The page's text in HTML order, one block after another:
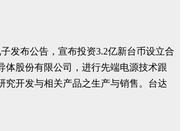
发布公告，宣布投资3.2亿新台币设立合
体股份有限公司，进行先端电源技术跟
究开发与相关产品之生产与销售。台达